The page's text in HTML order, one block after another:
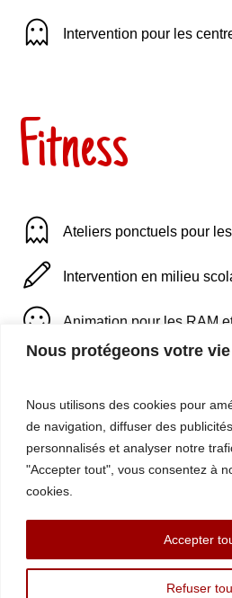
Nous protégeons votre
Nous utilisons des cookies pour
de navigation, diffuser des
personnalisés et analyser notre
"Accepter tout", vous consentez à
cookies.
Refuser
Accepter
Intervention pour les
Fitness
Ateliers ponctuels pour
Intervention en milieu
Animation pour les RAM
(anniversaires, mariages,
d’entreprise …)